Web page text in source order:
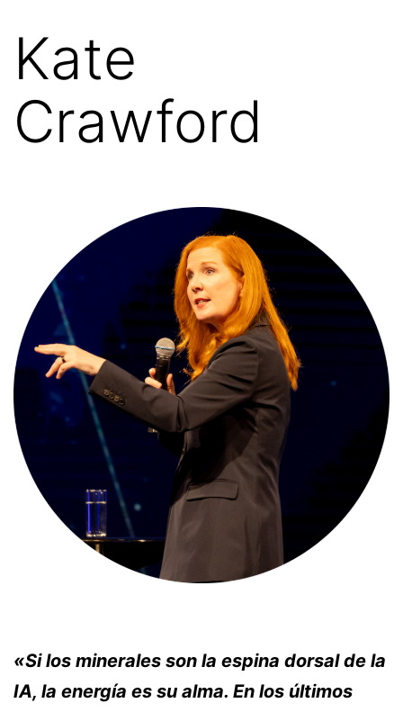
Kate
Crawford
«Si los minerales son la espina dorsal de la
IA, la energía es su alma. En los últimos